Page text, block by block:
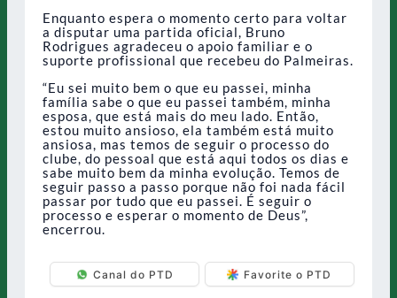
Enquanto espera o momento certo para voltar
a disputar uma partida oficial, Bruno
Rodrigues agradeceu o apoio familiar e o
suporte profissional que recebeu do Palmeiras.
“Eu sei muito bem o que eu passei, minha
família sabe o que eu passei também, minha
esposa, que está mais do meu lado. Então,
estou muito ansioso, ela também está muito
ansiosa, mas temos de seguir o processo do
clube, do pessoal que está aqui todos os dias e
sabe muito bem da minha evolução. Temos de
seguir passo a passo porque não foi nada fácil
passar por tudo que eu passei. É seguir o
processo e esperar o momento de Deus”,
encerrou.
Canal do PTD Favorite o PTD